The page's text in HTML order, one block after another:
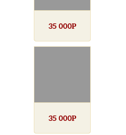
35 000Р
35 000Р